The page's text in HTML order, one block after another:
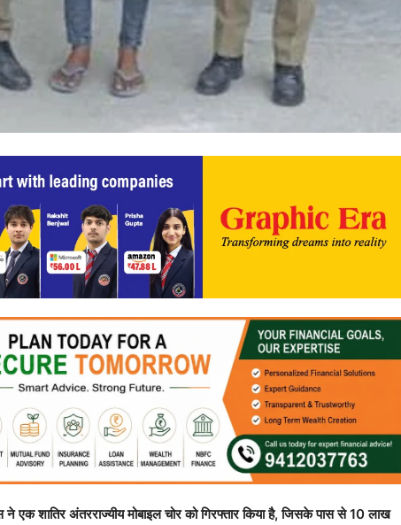
ने एक शातिर अंतरराज्यीय मोबाइल चोर को गिरफ्तार किया है, जिसके पास से 10 लाख